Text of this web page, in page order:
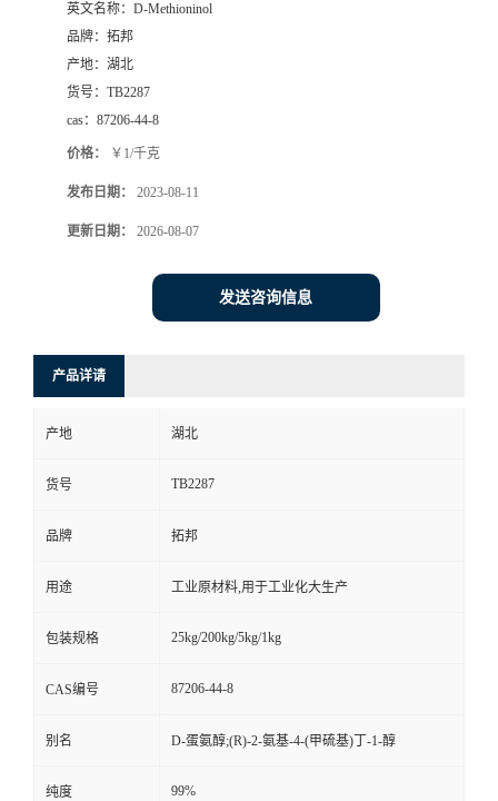
英文名称： D-Methioninol
品牌： 拓邦
产地： 湖北
货号： TB2287
cas： 87206-44-8
价格： ￥1/千克
发布日期： 2023-08-11
更新日期： 2026-08-07
发送咨询信息
产品详请
产地 湖北
货号 TB2287
品牌 拓邦
用途 工业原材料,用于工业化大生产
包装规格 25kg/200kg/5kg/1kg
CAS编号 87206-44-8
别名 D-蛋氨醇;(R)-2-氨基-4-(甲硫基)丁-1-醇
纯度 99%